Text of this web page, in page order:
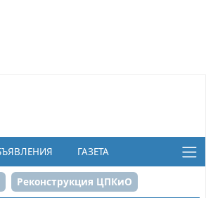
ГАЗЕТА
Реконструкция ЦПКиО